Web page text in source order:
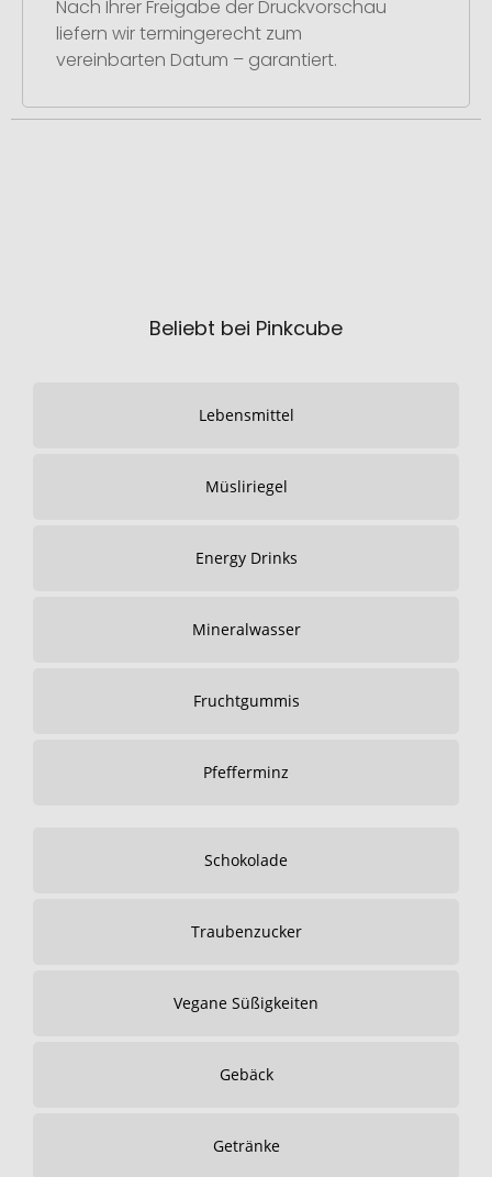
Nach Ihrer Freigabe der Druckvorschau
liefern wir termingerecht zum
vereinbarten Datum – garantiert.
Beliebt bei Pinkcube
Lebensmittel
Müsliriegel
Energy Drinks
Mineralwasser
Fruchtgummis
Pfefferminz
Schokolade
Traubenzucker
Vegane Süßigkeiten
Gebäck
Getränke